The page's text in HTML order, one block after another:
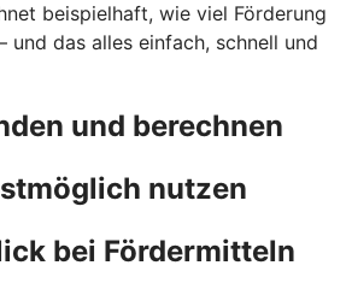
beispielhaft, wie viel Förderung
und das alles einfach, schnell und
und berechnen
nutzen
bei Fördermitteln